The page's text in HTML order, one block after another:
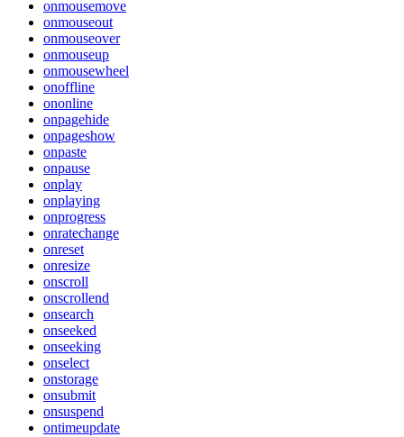
onmousemove
onmouseout
onmouseover
onmouseup
onmousewheel
onoffline
ononline
onpagehide
onpageshow
onpaste
onpause
onplay
onplaying
onprogress
onratechange
onreset
onresize
onscroll
onscrollend
onsearch
onseeked
onseeking
onselect
onstorage
onsubmit
onsuspend
ontimeupdate